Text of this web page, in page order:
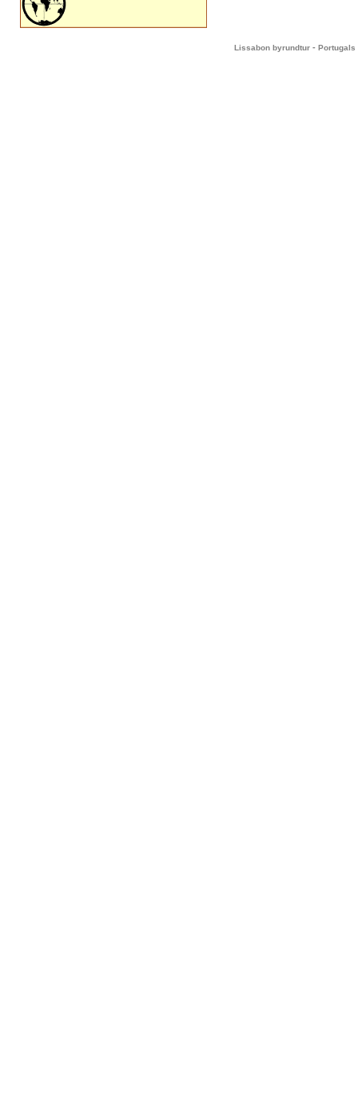
Lissabon byrundtur - Portugals